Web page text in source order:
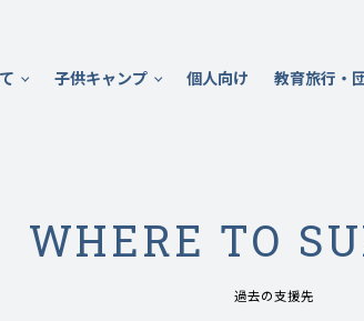
子供キャンプ 個人向け 教育旅行・
WHERE TO
過去の支援先